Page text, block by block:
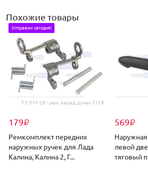
Похожие товары
7.1 П11 С8 - рем. перед. ручек 1118
179₽
Отправим сегодня!
Ремкомплект передних
наружных ручек для Лада
Калина, Калина 2, Г...
569₽
Наружная
левой
тяговый